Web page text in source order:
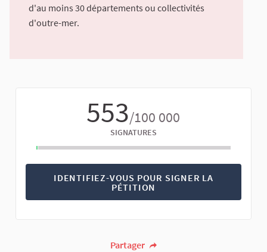
d'au moins 30 départements ou collectivités
d'outre-mer.
553/100 000
SIGNATURES
IDENTIFIEZ-VOUS POUR SIGNER LA
PÉTITION
Partager